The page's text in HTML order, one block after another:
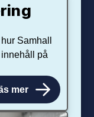
Samhall
på
mer